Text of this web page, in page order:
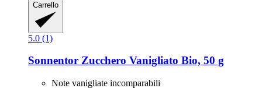
Carrello
5.0 (1)
Sonnentor Zucchero Vanigliato Bio, 50 g
Note vanigliate incomparabili